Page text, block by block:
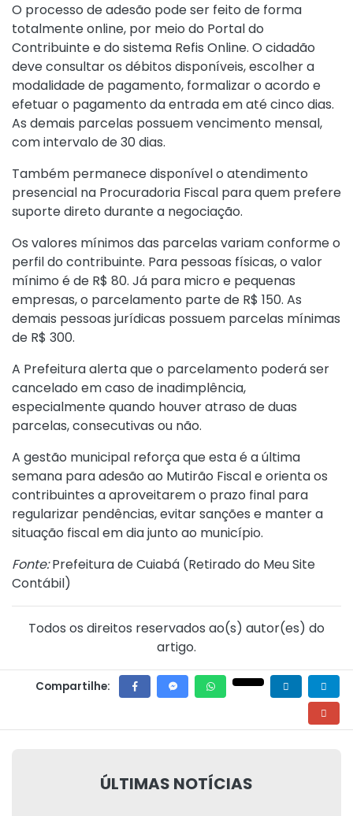
O processo de adesão pode ser feito de forma
totalmente online, por meio do Portal do
Contribuinte e do sistema Refis Online. O cidadão
deve consultar os débitos disponíveis, escolher a
modalidade de pagamento, formalizar o acordo e
efetuar o pagamento da entrada em até cinco dias.
As demais parcelas possuem vencimento mensal,
com intervalo de 30 dias.
Também permanece disponível o atendimento
presencial na Procuradoria Fiscal para quem prefere
suporte direto durante a negociação.
Os valores mínimos das parcelas variam conforme o
perfil do contribuinte. Para pessoas físicas, o valor
mínimo é de R$ 80. Já para micro e pequenas
empresas, o parcelamento parte de R$ 150. As
demais pessoas jurídicas possuem parcelas mínimas
de R$ 300.
A Prefeitura alerta que o parcelamento poderá ser
cancelado em caso de inadimplência,
especialmente quando houver atraso de duas
parcelas, consecutivas ou não.
A gestão municipal reforça que esta é a última
semana para adesão ao Mutirão Fiscal e orienta os
contribuintes a aproveitarem o prazo final para
regularizar pendências, evitar sanções e manter a
situação fiscal em dia junto ao município.
Fonte:Prefeitura de Cuiabá (Retirado do Meu Site
Contábil)
Todos os direitos reservados ao(s) autor(es) do
artigo.
Compartilhe:
ÚLTIMAS NOTÍCIAS